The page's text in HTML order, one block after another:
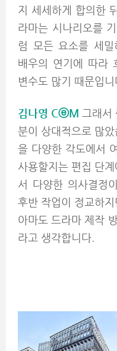
지 세세하게 합의한
라마는 시나리오를
럼 모든 요소를 세밀
배우의 연기에 따라
변수도 많기 때문입니
김나영 CⓔM 그래서
분이 상대적으로 많
을 다양한 각도에서
사용할지는 편집 단
서 다양한 의사결정
후반 작업이 정교하
아마도 드라마 제작
라고 생각합니다.